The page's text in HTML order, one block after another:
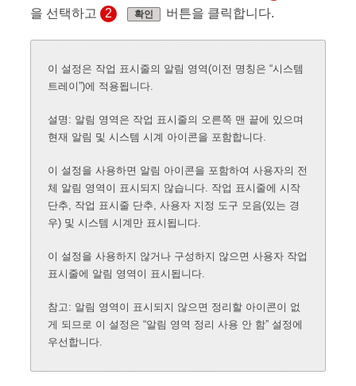
을 선택하고
2 확인 버튼을 클릭합니다.
이 설정은 작업 표시줄의 알림 영역(이전 명칭은 “시스템
트레이”)에 적용됩니다.
설명: 알림 영역은 작업 표시줄의 오른쪽 맨 끝에 있으며
현재 알림 및 시스템 시계 아이콘을 포함합니다.
이 설정을 사용하면 알림 아이콘을 포함하여 사용자의 전
체 알림 영역이 표시되지 않습니다. 작업 표시줄에 시작
단추, 작업 표시줄 단추, 사용자 지정 도구 모음(있는 경
우) 및 시스템 시계만 표시됩니다.
이 설정을 사용하지 않거나 구성하지 않으면 사용자 작업
표시줄에 알림 영역이 표시됩니다.
참고: 알림 영역이 표시되지 않으면 정리할 아이콘이 없
게 되므로 이 설정은 “알림 영역 정리 사용 안 함” 설정에
우선합니다.